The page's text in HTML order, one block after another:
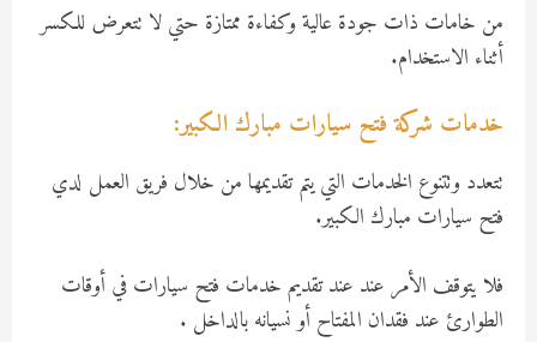
من خامات ذات جودة عالية وكفاءة ممتازة حتي لا تتعرض للكسر
أثناء الاستخدام.
خدمات شركة فتح سيارات مبارك الكبير:
تتعدد وتتنوع الخدمات التي يتم تقديمها من خلال فريق العمل لدي
فتح سيارات مبارك الكبير.
فلا يتوقف الأمر عند عند تقديم خدمات فتح سيارات في أوقات
الطوارئ عند فقدان المفتاح أو نسيانه بالداخل .